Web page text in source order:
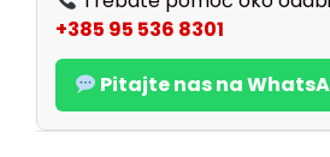
+385 95 536 8301
Pitajte nas na